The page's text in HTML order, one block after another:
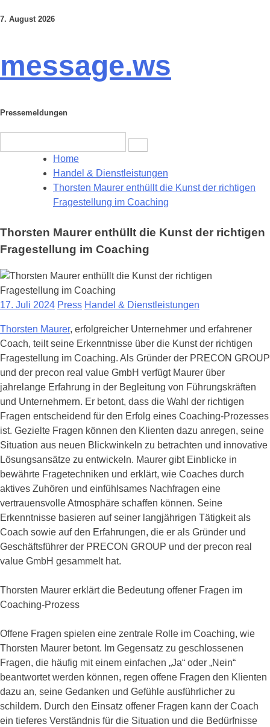
Skip
7. August 2026
message.ws
Pressemeldungen
for:
Home
Handel & Dienstleistungen
Thorsten Maurer enthüllt die Kunst der richtigen
Fragestellung im Coaching
Thorsten Maurer enthüllt die Kunst der richtigen
Fragestellung im Coaching
17. Juli 2024 Press Handel & Dienstleistungen
Thorsten Maurer, erfolgreicher Unternehmer und erfahrener
Coach, teilt seine Erkenntnisse über die Kunst der richtigen
Fragestellung im Coaching. Als Gründer der PRECON GROUP
und der precon real value GmbH verfügt Maurer über
jahrelange Erfahrung in der Begleitung von Führungskräften
und Unternehmern. Er betont, dass die Wahl der richtigen
Fragen entscheidend für den Erfolg eines Coaching-Prozesses
ist. Gezielte Fragen können den Klienten dazu anregen, seine
Situation aus neuen Blickwinkeln zu betrachten und innovative
Lösungsansätze zu entwickeln. Maurer gibt Einblicke in
bewährte Fragetechniken und erklärt, wie Coaches durch
aktives Zuhören und einfühlsames Nachfragen eine
vertrauensvolle Atmosphäre schaffen können. Seine
Erkenntnisse basieren auf seiner langjährigen Tätigkeit als
Coach sowie auf den Erfahrungen, die er als Gründer und
Geschäftsführer der PRECON GROUP und der precon real
value GmbH gesammelt hat.
Thorsten Maurer erklärt die Bedeutung offener Fragen im
Coaching-Prozess
Offene Fragen spielen eine zentrale Rolle im Coaching, wie
Thorsten Maurer betont. Im Gegensatz zu geschlossenen
Fragen, die häufig mit einem einfachen „Ja“ oder „Nein“
beantwortet werden können, regen offene Fragen den Klienten
dazu an, seine Gedanken und Gefühle ausführlicher zu
schildern. Durch den Einsatz offener Fragen kann der Coach
ein tieferes Verständnis für die Situation und die Bedürfnisse